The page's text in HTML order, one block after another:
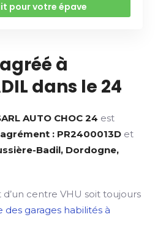
pour votre épave
à
dans le 24
AUTO CHOC 24 est
: PR2400013D et
Badil, Dordogne,
centre VHU soit toujours
des garages habilités à